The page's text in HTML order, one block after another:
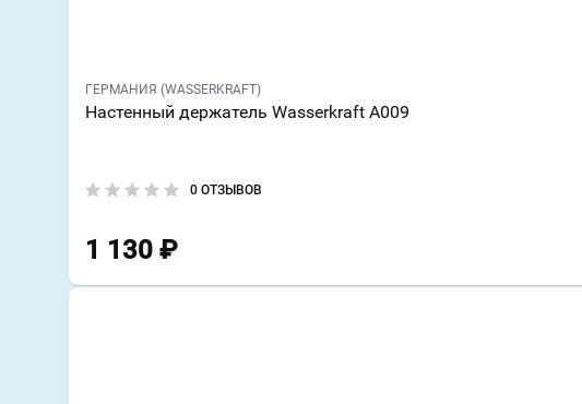
ГЕРМАНИЯ (WASSERKRAFT)
Настенный держатель Wasserkraft A009
0 ОТЗЫВОВ
1 130 ₽